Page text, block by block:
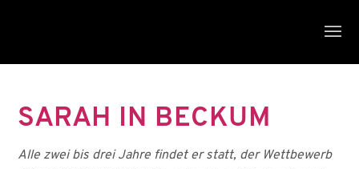
SARAH IN BECKUM
Alle zwei bis drei Jahre findet er statt, der Wettbewerb